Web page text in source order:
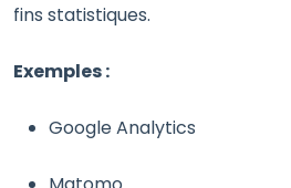
fins statistiques.
Exemples :
Google Analytics